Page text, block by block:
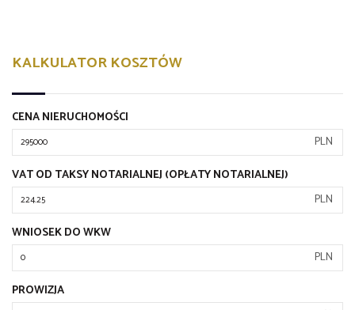
KALKULATOR KOSZTÓW
CENA NIERUCHOMOŚCI
PLN
VAT OD TAKSY NOTARIALNEJ (OPŁATY NOTARIALNEJ)
PLN
WNIOSEK DO WKW
PLN
PROWIZJA